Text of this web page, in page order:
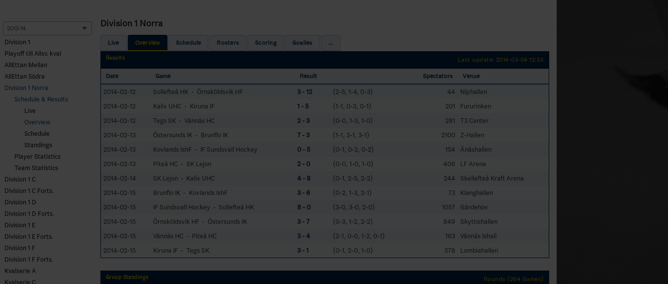
Division 1
Playoff till Allsv. kval
AllEttan Mellan
AllEttan Södra
Division 1 Norra
Schedule & Results
Live
Overview
Schedule
Standings
Player Statistics
Team Statistics
Division 1 C
Division 1 C Forts.
Division 1 D
Division 1 D Forts.
Division 1 E
Division 1 E Forts.
Division 1 F
Division 1 F Forts.
Kvalserie A
Kvalserie C
Division 1 Norra
Live Overview Schedule Rosters Scoring Goalies ...
Results Last update: 2014-03-04 12:53
Date Game Result Spectators Venue
2014-02-12 Sollefteå HK - Örnsköldsvik HF 3 - 12 (2-5, 1-4, 0-3) 44
Niphallen
2014-02-12
Kalix UHC - Kiruna IF 1 - 5 (1-1, 0-3, 0-1) 201
Fururinken
2014-02-12
Tegs SK - Vännäs HC 2 - 3 (0-0, 1-3, 1-0) 281
T3 Center
2014-02-13
Östersunds IK - Brunflo IK 7 - 3 (1-1, 3-1, 3-1) 2100
Z-Hallen
2014-02-13
Kovlands IshF - IF Sundsvall Hockey 0 - 5 (0-1, 0-2, 0-2) 154
Ånäshallen
2014-02-13
Piteå HC - SK Lejon 2 - 0 (0-0, 1-0, 1-0) 406
LF Arena
2014-02-14
SK Lejon - Kalix UHC 4 - 8 (0-1, 2-5, 2-2) 244
Skellefteå Kraft Arena
2014-02-15
Brunflo IK - Kovlands IshF 3 - 6 (0-2, 1-3, 2-1) 73
Klanghallen
2014-02-15
IF Sundsvall Hockey - Sollefteå HK 8 - 0 (3-0, 3-0, 2-0) 1057
Gärdehov
2014-02-15
Örnsköldsvik HF - Östersunds IK 3 - 7 (0-3, 1-2, 2-2) 849
Skyttishallen
2014-02-15
Vännäs HC - Piteå HC 3 - 4 (2-1, 0-0, 1-2, 0-1) 163
Vännäs Ishall
2014-02-15
Kiruna IF - Tegs SK 3 - 1 (0-1, 2-0, 1-0) 378 Lombiahallen
Group Standings Rounds (264 Games)